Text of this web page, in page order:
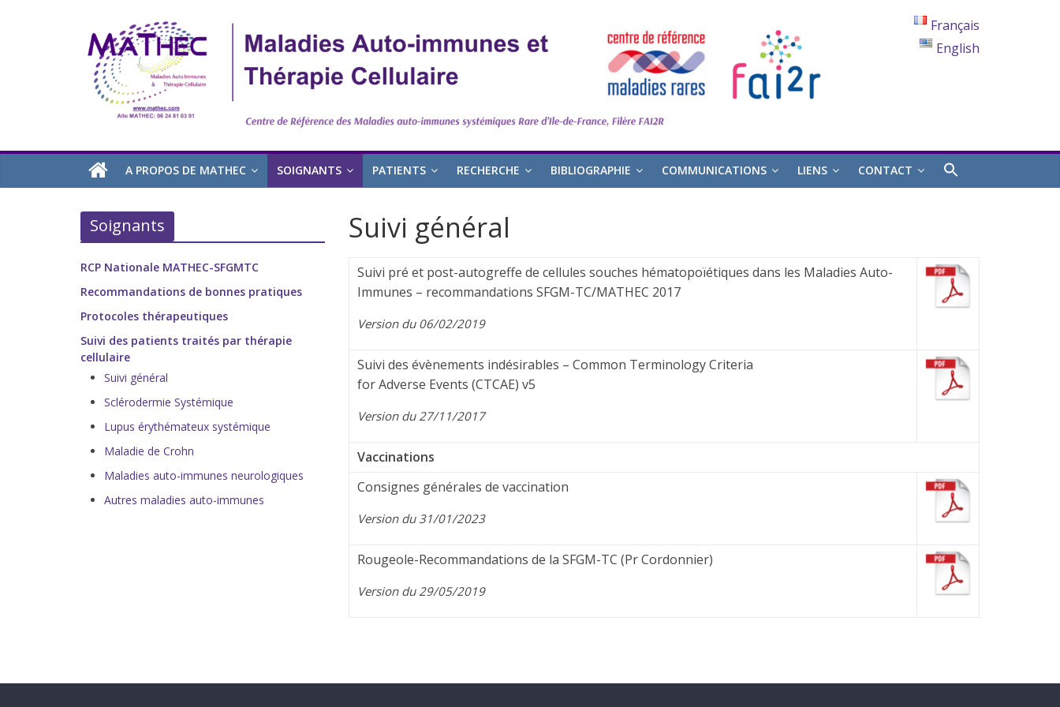
Français
English
A PROPOS DE MATHEC SOIGNANTS PATIENTS RECHERCHE BIBLIOGRAPHIE COMMUNICATIONS LIENS CONTACT
Suivi général
Suivi pré et post-autogreffe de cellules souches hématopoïétiques dans les Maladies Auto-
Immunes – recommandations SFGM-TC/MATHEC 2017
Version du 06/02/2019
Suivi des évènements indésirables – Common Terminology Criteria
for Adverse Events (CTCAE) v5
Version du 27/11/2017
Vaccinations
Consignes générales de vaccination
Version du 31/01/2023
Rougeole-Recommandations de la SFGM-TC (Pr Cordonnier)
Version du 29/05/2019
Soignants
RCP Nationale MATHEC-SFGMTC
Recommandations de bonnes pratiques
Protocoles thérapeutiques
Suivi des patients traités par thérapie
cellulaire
Suivi général
Sclérodermie Systémique
Lupus érythémateux systémique
Maladie de Crohn
Maladies auto-immunes neurologiques
Autres maladies auto-immunes